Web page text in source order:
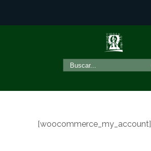
[woocommerce_my_account]